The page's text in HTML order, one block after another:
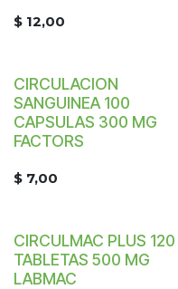
$ 12,00
CIRCULACION
SANGUINEA 100
CAPSULAS 300 MG
FACTORS
$ 7,00
CIRCULMAC PLUS 120
TABLETAS 500 MG
LABMAC